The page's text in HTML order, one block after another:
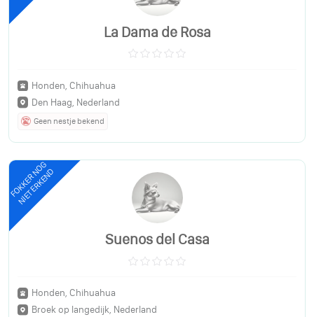
La Dama de Rosa
Honden, Chihuahua
Den Haag, Nederland
Geen nestje bekend
FOKKER NOG
NIET ERKEND
Suenos del Casa
Honden, Chihuahua
Broek op langedijk, Nederland